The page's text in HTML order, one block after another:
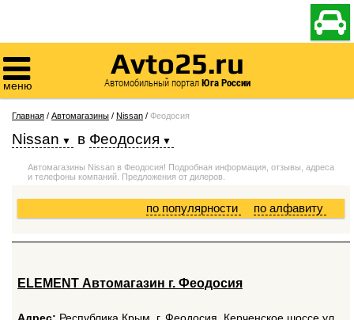


меню
Avto25.ru
Автомобильный порталЮга России
Главная / Автомагазины / Nissan / Феодосия
Nissan в Феодосия
Автомагазины Nissan в Феодосия! Подробная информация, отзывы, адреса
и телефоны компаний. Предложения от дилеров.
по алфавиту
по популярности
ELEMENT Автомагазин г. Феодосия